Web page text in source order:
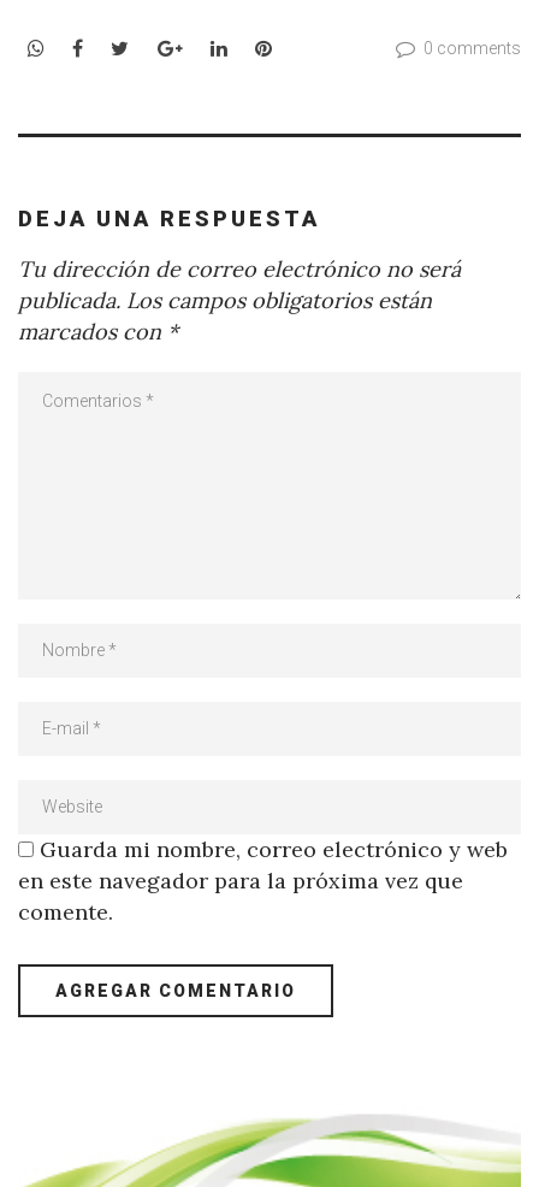
WhatsApp
Facebook
TwitterGoogle+LinkedInPinterest 0 comments
DEJA UNA RESPUESTA
Tu dirección de correo electrónico no será
publicada. Los campos obligatorios están
marcados con *
Guarda mi nombre, correo electrónico y web
en este navegador para la próxima vez que
comente.